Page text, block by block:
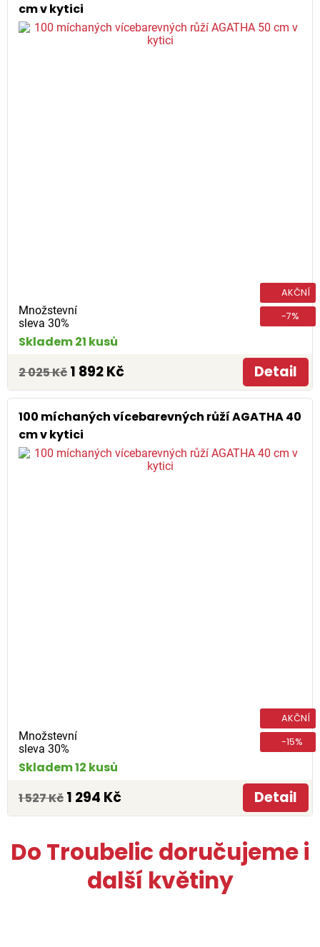
cm v kytici
Množstevní
sleva 30%
AKČNÍ
-7%
Skladem 21 kusů
2 025 Kč 1 892 Kč Detail
100 míchaných vícebarevných růží AGATHA 40
cm v kytici
Množstevní
sleva 30%
AKČNÍ
-15%
Skladem 12 kusů
1 527 Kč 1 294 Kč Detail
Do Troubelic doručujeme i
další květiny